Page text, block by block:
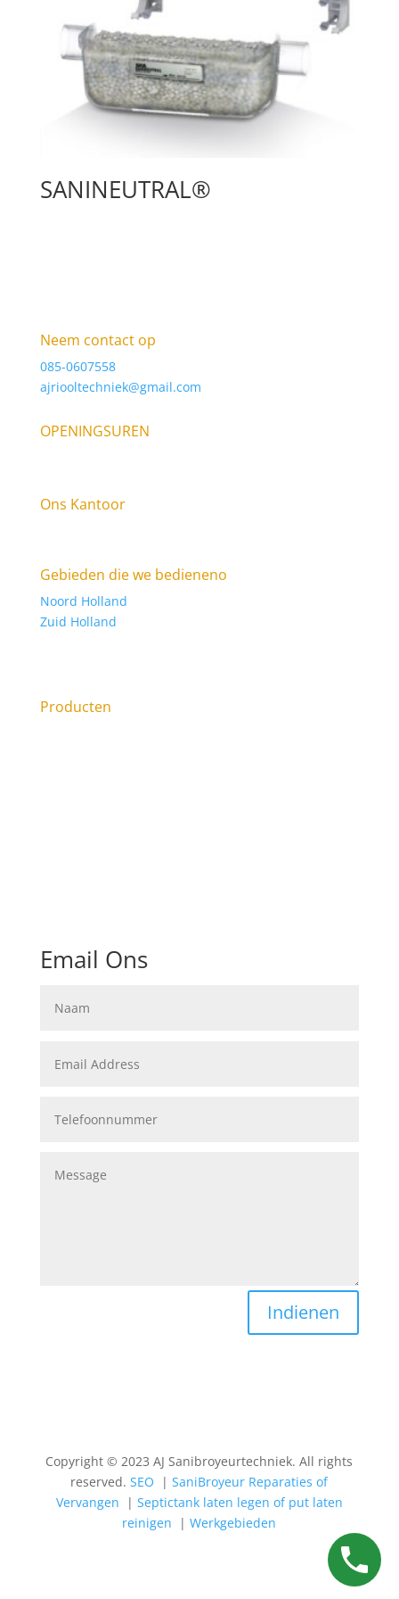
SANINEUTRAL®
Neem contact op
085-0607558
ajriooltechniek@gmail.com
OPENINGSUREN
Ons Kantoor
Gebieden die we bedieneno
Noord Holland
Zuid Holland
Producten
Email Ons
Indienen
Copyright © 2023 AJ Sanibroyeurtechniek. All rights
reserved.SEO |SaniBroyeur Reparaties of
Vervangen
| Septictank laten legen of put laten
reinigen
|Werkgebieden